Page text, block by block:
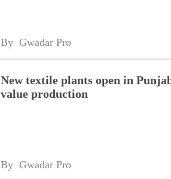
By Gwadar Pro
New textile plants open in
value production
By Gwadar Pro